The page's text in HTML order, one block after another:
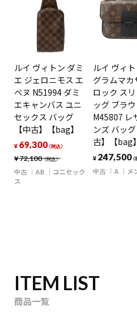
ルイ ヴィトン ダミ
エ ジェロニモス エ
ベヌ N51994 ダミ
エキャンバス ユニ
セックス バッグ
【中古】【bag】
¥72,100（税込）
¥ 69,300（税込）
中古 AB
ユニセック
ス
ルイ ヴィ
グラムマカ
ロック ス
ッグ ブラ
M45807 レ
ンズ バッ
古】【bag】
¥ 247,500（
中古 A メ
ITEM LIST
商品一覧